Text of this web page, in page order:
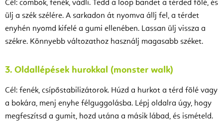
Cél: combok, fenék, vádli. Tedd a loop bandet a térded fölé, és
ülj a szék szélére. A sarkadon át nyomva állj fel, a térdet
enyhén nyomd kifelé a gumi ellenében. Lassan ülj vissza a
székre. Könnyebb változathoz használj magasabb széket.
3. Oldallépések hurokkal (monster walk)
Cél: fenék, csípőstabilizátorok. Húzd a hurkot a térd fölé vagy
a bokára, menj enyhe félguggolásba. Lépj oldalra úgy, hogy
megfeszítsd a gumit, hozd utána a másik lábad, és ismételd.